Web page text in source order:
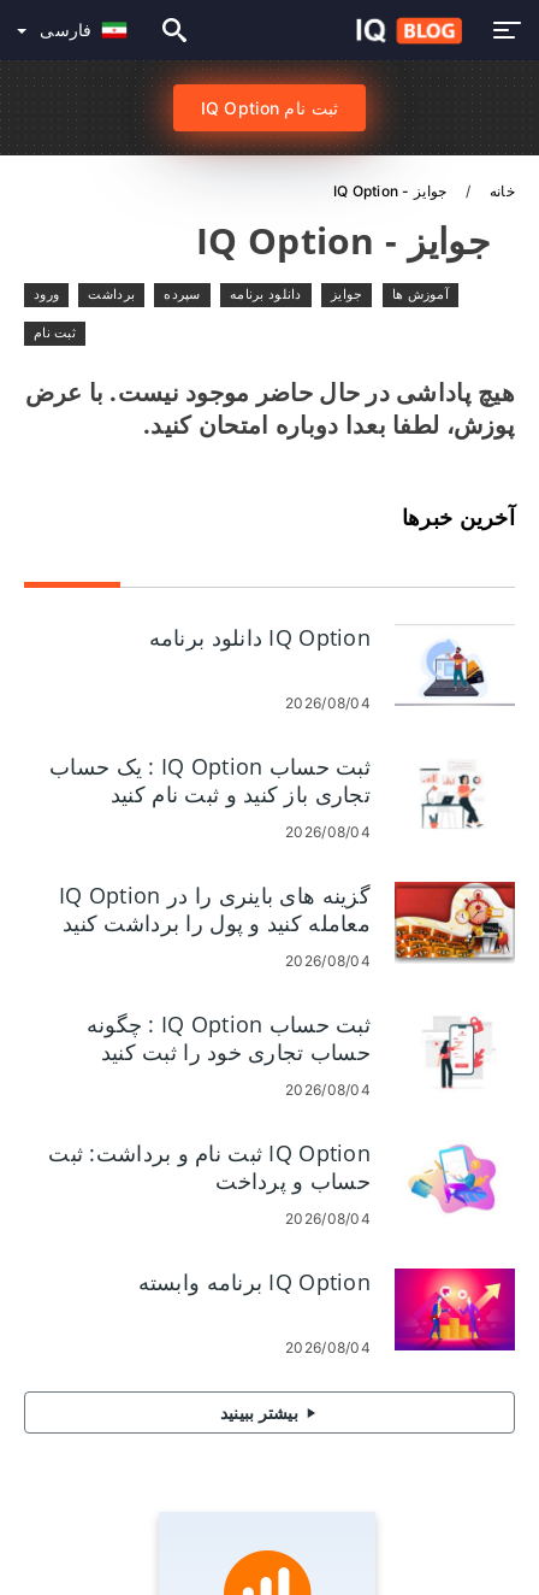
فارسی
ثبت نام IQ Option
خانه جوایز - IQ Option
جوایز - IQ Option
آموزش ها جوایز دانلود برنامه سپرده برداشت ورود
ثبت نام
هیچ پاداشی در حال حاضر موجود نیست. با عرض
پوزش، لطفا بعدا دوباره امتحان کنید.
آخرین خبرها
IQ Option دانلود برنامه
2026/08/04
ثبت حساب IQ Option : یک حساب
تجاری باز کنید و ثبت نام کنید
2026/08/04
گزینه های باینری را در IQ Option
معامله کنید و پول را برداشت کنید
2026/08/04
ثبت حساب IQ Option : چگونه
حساب تجاری خود را ثبت کنید
2026/08/04
IQ Option ثبت نام و برداشت: ثبت
حساب و پرداخت
2026/08/04
IQ Option برنامه وابسته
2026/08/04
بیشتر ببینید